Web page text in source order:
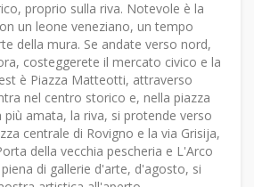
proprio sulla riva. Notevole è la
un leone veneziano, un tempo
della mura. Se andate verso nord,
costeggerete il mercato civico e la
è Piazza Matteotti, attraverso
nel centro storico e, nella piazza
più amata, la riva, si protende verso
centrale di Rovigno e la via Grisija,
della vecchia pescheria e L'Arco
di gallerie d'arte, d'agosto, si